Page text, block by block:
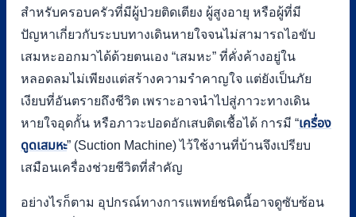
สำหรับครอบครัวที่มีผู้ป่วยติดเตียง ผู้สูงอายุ หรือผู้ที่มี
ปัญหาเกี่ยวกับระบบทางเดินหายใจจนไม่สามารถไอขับ
เสมหะออกมาได้ด้วยตนเอง “เสมหะ” ที่คั่งค้างอยู่ใน
หลอดลมไม่เพียงแต่สร้างความรำคาญใจ แต่ยังเป็นภัย
เงียบที่อันตรายถึงชีวิต เพราะอาจนำไปสู่ภาวะทางเดิน
หายใจอุดกั้น หรือภาวะปอดอักเสบติดเชื้อได้ การมี “เครื่อง
ดูดเสมหะ” (Suction Machine) ไว้ใช้งานที่บ้านจึงเปรียบ
เสมือนเครื่องช่วยชีวิตที่สำคัญ
อย่างไรก็ตาม อุปกรณ์ทางการแพทย์ชนิดนี้อาจดูซับซ้อน